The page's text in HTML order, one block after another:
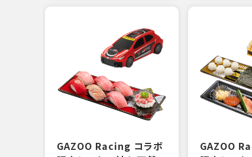
GAZOO Racing コラボ
GAZOO